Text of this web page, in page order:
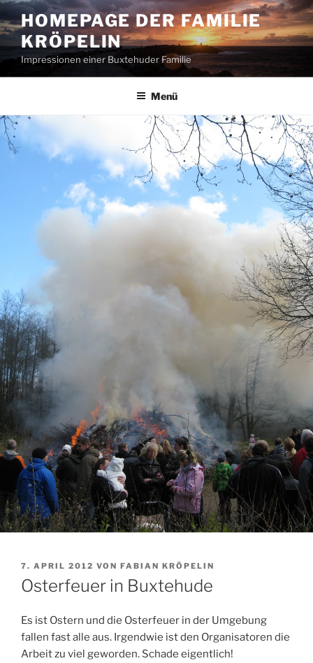
Zum
Inhalt
springen
HOMEPAGE DER FAMILIE
KRÖPELIN
Impressionen einer Buxtehuder Familie
Menü
VERÖFFENTLICHT
AM
7. APRIL 2012 VON FABIAN KRÖPELIN
Osterfeuer in Buxtehude
Es ist Ostern und die Osterfeuer in der Umgebung
fallen fast alle aus. Irgendwie ist den Organisatoren die
Arbeit zu viel geworden. Schade eigentlich!